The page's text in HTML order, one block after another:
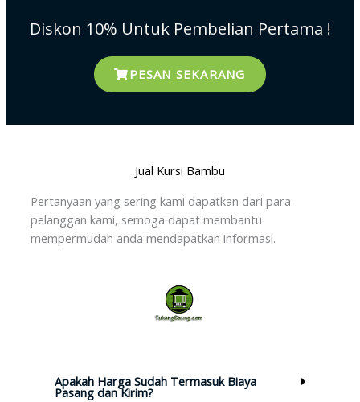
Diskon 10% Untuk Pembelian Pertama !
PESAN SEKARANG
Jual Kursi Bambu
Pertanyaan yang sering kami dapatkan dari para
pelanggan kami, semoga dapat membantu
mempermudah anda mendapatkan informasi.
Apakah Harga Sudah Termasuk Biaya
Pasang dan Kirim?